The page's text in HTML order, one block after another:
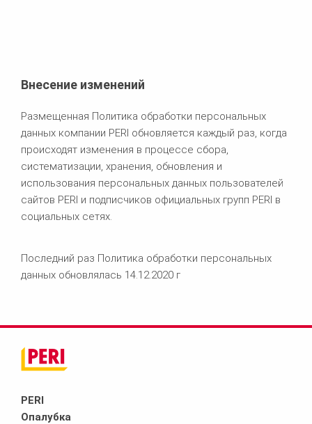
Внесение изменений
Размещенная Политика обработки персональных
данных компании PERI обновляется каждый раз, когда
происходят изменения в процессе сбора,
систематизации, хранения, обновления и
использования персональных данных пользователей
cайтов PERI и подписчиков официальных групп PERI в
социальных сетях.
Последний раз Политика обработки персональных
данных обновлялась 14.12.2020 г
PERI
Опалубка